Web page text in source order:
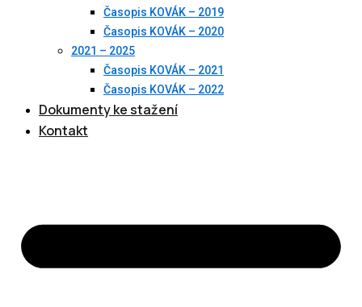
Časopis KOVÁK – 2019
Časopis KOVÁK – 2020
2021 – 2025
Časopis KOVÁK – 2021
Časopis KOVÁK – 2022
Dokumenty ke stažení
Kontakt